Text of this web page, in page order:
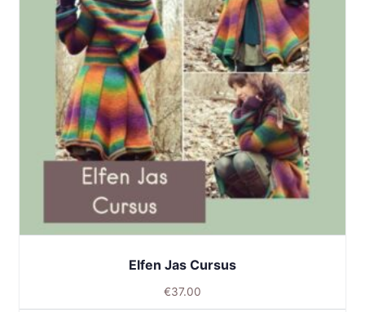
Elfen Jas Cursus
€37.00